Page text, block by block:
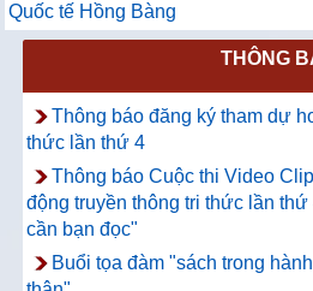
Quốc tế Hồng Bàng
THÔNG
Thông báo đăng ký tham dự
thức lần thứ 4
Thông báo Cuộc thi Video
động truyền thông tri thức lần
cần bạn đọc"
Buổi tọa đàm "sách trong